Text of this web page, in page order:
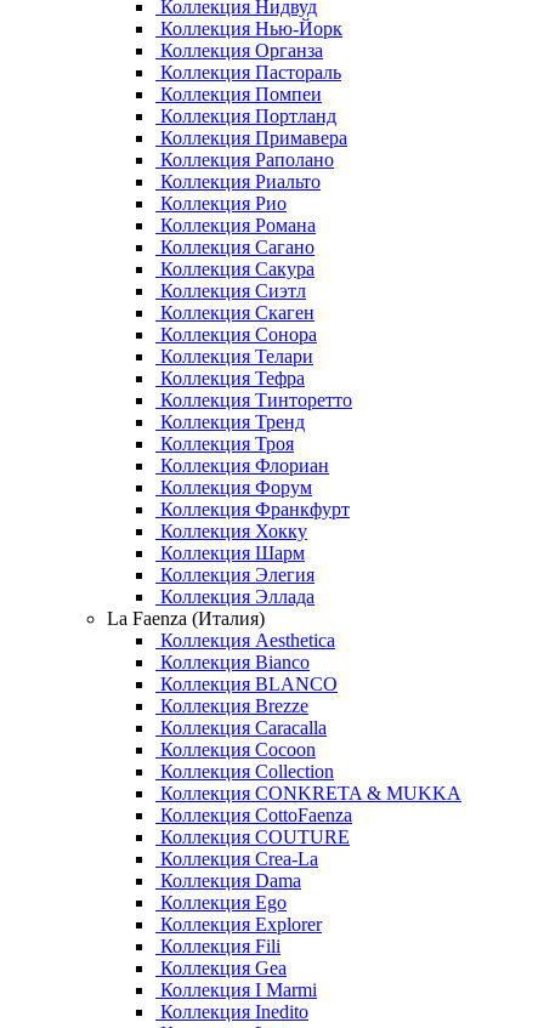
Коллекция Нидвуд
Коллекция Нью-Йорк
Коллекция Органза
Коллекция Пастораль
Коллекция Помпеи
Коллекция Портланд
Коллекция Примавера
Коллекция Раполано
Коллекция Риальто
Коллекция Рио
Коллекция Романа
Коллекция Сагано
Коллекция Сакура
Коллекция Сиэтл
Коллекция Скаген
Коллекция Сонора
Коллекция Телари
Коллекция Тефра
Коллекция Тинторетто
Коллекция Тренд
Коллекция Троя
Коллекция Флориан
Коллекция Форум
Коллекция Франкфурт
Коллекция Хокку
Коллекция Шарм
Коллекция Элегия
Коллекция Эллада
La Faenza (Италия)
Коллекция Aesthetica
Коллекция Bianco
Коллекция BLANCO
Коллекция Brezze
Коллекция Caracalla
Коллекция Cocoon
Коллекция Collection
Коллекция CONKRETA & MUKKA
Коллекция CottoFaenza
Коллекция COUTURE
Коллекция Crea-La
Коллекция Dama
Коллекция Ego
Коллекция Explorer
Коллекция Fili
Коллекция Gea
Коллекция I Marmi
Коллекция Inedito